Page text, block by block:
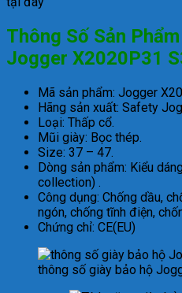
Thông Số Sản
Jogger X2020P31
Mã sản phẩm: Jogger
Hãng sản xuất: Safety
Loại: Thấp cổ.
Mũi giày: Bọc thép.
Size: 37 – 47.
Dòng sản phẩm: Kiểu
collection) .
Công dụng: Chống dầu,
ngón, chống tĩnh điện,
Chứng chỉ: CE(EU)
thông số giày bảo hộ